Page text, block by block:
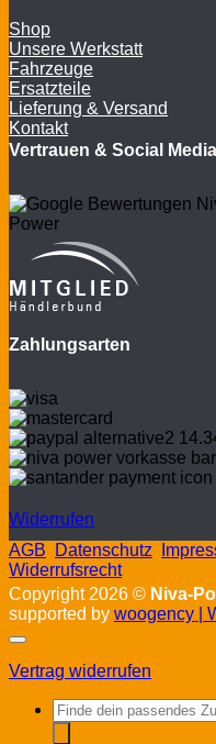
Shop
Unsere Werkstatt
Fahrzeuge
Ersatzteile
Lieferung & Versand
Kontakt
Vertrauen & Social Media
Zahlungsarten
Widerrufen
AGB
Datenschutz
Widerrufsrecht
Copyright 2026 © Niva-
supported by woogency |
Vertrag widerrufen
Products
search